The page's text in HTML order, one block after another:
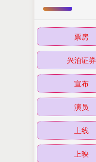
票房
兴泊证券
宣布
演员
上线
上映